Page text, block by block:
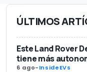
ÚLTIMOS
Este Land Rover
tiene más
6 ago-InsideEVs